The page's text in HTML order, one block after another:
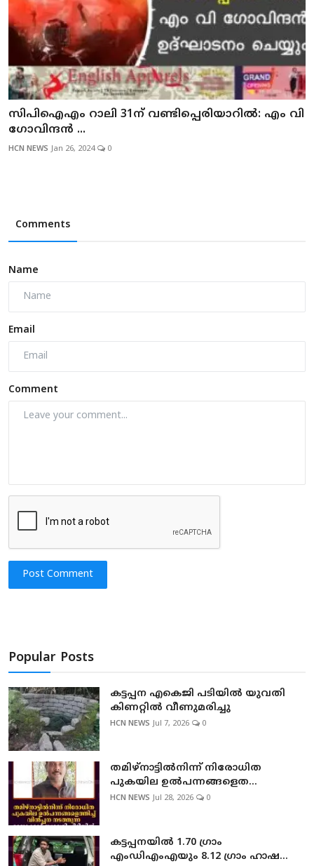
സിപിഐഎം റാലി 31ന് വണ്ടിപ്പെരിയാറില്‍: എം വി
ഗോവിന്ദന്‍ ...
HCN NEWS Jan 26, 2024 0
Comments
Name
Email
Comment
Post Comment
Popular Posts
കട്ടപ്പന എകെജി പടിയിൽ യുവതി
കിണറ്റിൽ വീണുമരിച്ചു
HCN NEWS Jul 7, 2026 0
തമിഴ്നാട്ടില്‍നിന്ന് നിരോധിത
പുകയില ഉല്‍പന്നങ്ങളെത...
HCN NEWS Jul 28, 2026 0
കട്ടപ്പനയില്‍ 1.70 ഗ്രാം
എംഡിഎംഎയും 8.12 ഗ്രാം ഹാഷ...